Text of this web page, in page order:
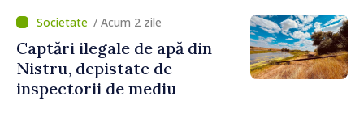
și a polițiștilor de frontieră
/ Acum 2 zile
Captări ilegale de apă din
Nistru, depistate de
inspectorii de mediu